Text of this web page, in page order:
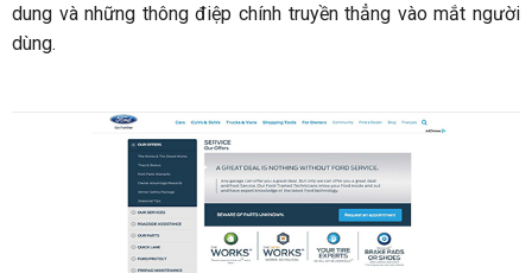
dung và những thông điệp chính truyền thẳng vào mắt người
dùng.